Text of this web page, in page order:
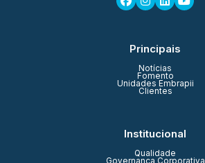
Principais
Notícias
Fomento
Unidades Embrapii
Clientes
Institucional
Qualidade
Governança Corporativa